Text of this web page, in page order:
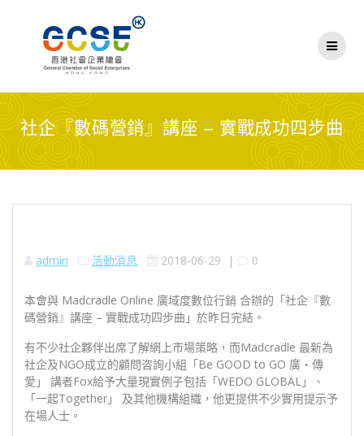
社企『數碼營銷』講座 – 實戰成功四步曲
admin 活動消息 2018-06-29 | 0
本會與 Madcradle Online 廣域度數位行銷 合辦的「社企『數
碼營銷』講座 – 實戰成功四步曲」於昨日完結。
有不少社企夥伴出席了解網上市場策略，而Madcradle 最新為
社企及NGO成立的顧問咨詢小組「Be GOOD to GO 廣‧傳
愛」 講者Fox給予大量現實例子包括「WEDO GLOBAL」、
「一起Together」 及其他機構組織，他更提供不少實用提示予
在場人士。